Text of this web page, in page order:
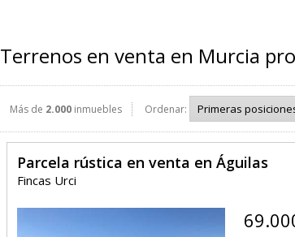
Terrenos en venta en Murcia
Más de 2.000 inmuebles Ordenar:
Parcela rústica en venta en Águilas
Fincas Urci